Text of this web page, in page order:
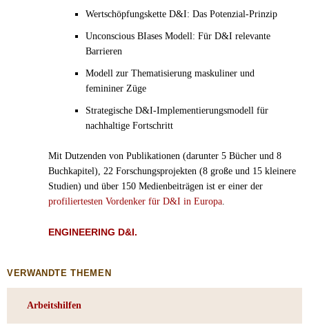
Wertschöpfungskette D&I: Das Potenzial-Prinzip
Unconscious BIases Modell: Für D&I relevante
Barrieren
Modell zur Thematisierung maskuliner und
femininer Züge
Strategische D&I-Implementierungsmodell für
nachhaltige Fortschritt
Mit Dutzenden von Publikationen (darunter 5 Bücher und 8
Buchkapitel), 22 Forschungsprojekten (8 große und 15 kleinere
Studien) und über 150 Medienbeiträgen ist er einer der
profiliertesten Vordenker für D&I in Europa
ENGINEERING D&I.
VERWANDTE THEMEN
Arbeitshilfen